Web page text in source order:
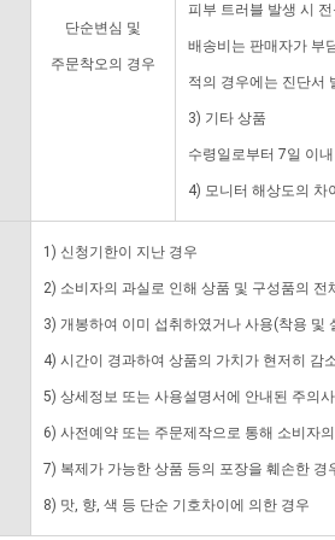
단순변심 및
주문착오의 경우
피부 트러블 발생 시
배송비는 판매자가 부
적의 경우에는 진단서
3) 기타 상품
수령일로부터 7일 이
4) 모니터 해상도의 차
1) 신청기한이 지난 경우
2) 소비자의 과실로 인해 상품 및 구성품의
3) 개봉하여 이미 섭취하였거나 사용(착용 및
4) 시간이 경과하여 상품의 가치가 현저히 감
5) 상세정보 또는 사용설명서에 안내된 주의
6) 사전예약 또는 주문제작으로 통해 소비자
7) 복제가 가능한 상품 등의 포장을 훼손한 경
8) 맛, 향, 색 등 단순 기호차이에 의한 경우